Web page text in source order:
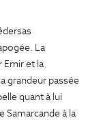
La
Emir et la
grandeur passée
quant à lui
Samarcande à la